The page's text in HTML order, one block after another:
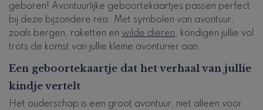
geboren! Avontuurlijke geboortekaartjes passen perfect
bij deze bijzondere reis. Met symbolen van avontuur,
zoals bergen, raketten en wilde dieren, kondigen jullie vol
trots de komst van jullie kleine avonturier aan.
Een geboortekaartje dat het verhaal van jullie
kindje vertelt
Het ouderschap is een groot avontuur, niet alleen voor